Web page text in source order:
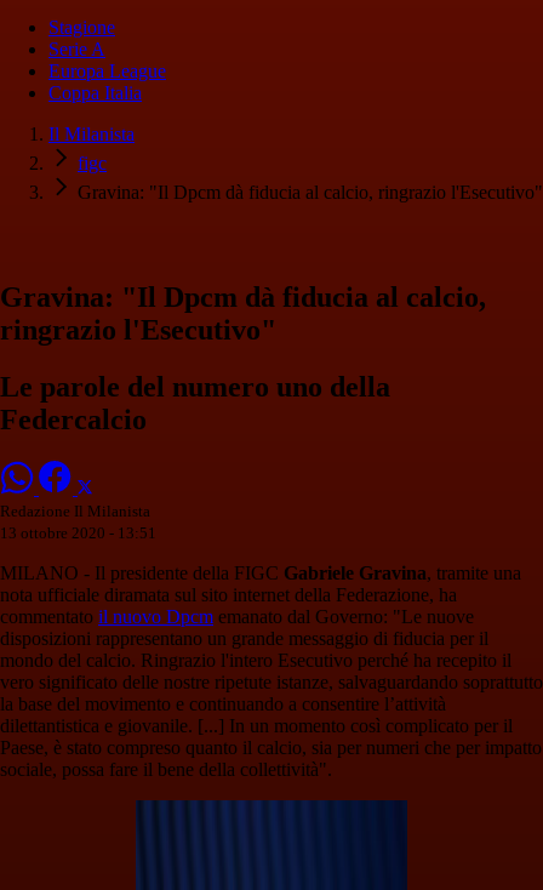
Stagione
Serie A
Europa League
Coppa Italia
Il Milanista
figc
Gravina: "Il Dpcm dà fiducia al calcio, ringrazio l'Esecutivo"
Gravina: "Il Dpcm dà fiducia al calcio,
ringrazio l'Esecutivo"
Le parole del numero uno della
Federcalcio
Redazione Il Milanista
13 ottobre 2020 - 13:51
MILANO - Il presidente della FIGC Gabriele Gravina, tramite una
nota ufficiale diramata sul sito internet della Federazione, ha
commentato il nuovo Dpcm emanato dal Governo: "Le nuove
disposizioni rappresentano un grande messaggio di fiducia per il
mondo del calcio. Ringrazio l'intero Esecutivo perché ha recepito il
vero significato delle nostre ripetute istanze, salvaguardando soprattutto
la base del movimento e continuando a consentire l’attività
dilettantistica e giovanile. [...] In un momento così complicato per il
Paese, è stato compreso quanto il calcio, sia per numeri che per impatto
sociale, possa fare il bene della collettività".